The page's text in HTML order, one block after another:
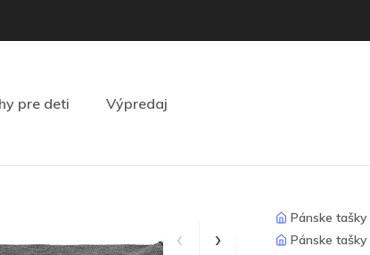
pre deti Výpredaj
Pánske tašky
Pánske tašky